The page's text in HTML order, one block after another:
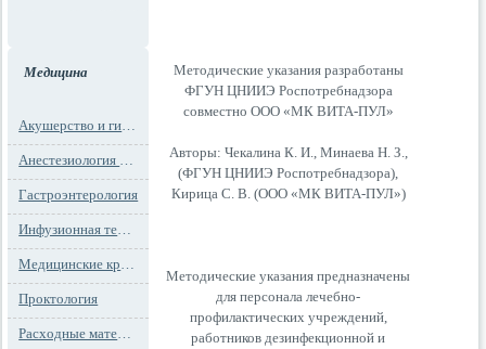
Медицина
Акушерство и гинекология
Анестезиология и реанимация
Гастроэнтерология
Инфузионная терапия
Медицинские кресла
Проктология
Расходные материалы
Методические указания разработаны
ФГУН ЦНИИЭ Роспотребнадзора
совместно ООО «МК ВИТА-ПУЛ»
Авторы: Чекалина К. И., Минаева Н. З.,
(ФГУН ЦНИИЭ Роспотребнадзора),
Кирица С. В. (ООО «МК ВИТА-ПУЛ»)
Методические указания предназначены
для персонала лечебно-
профилактических учреждений,
работников дезинфекционной и